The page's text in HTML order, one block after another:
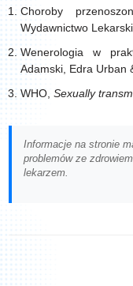
Choroby
Wydawnictwo
Wenerologia w
Adamski, Edra Urban
WHO, Sexually
Informacje na stronie
problemów ze
lekarzem.